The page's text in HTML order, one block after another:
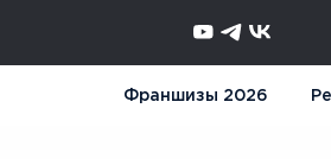
Франшизы 2026